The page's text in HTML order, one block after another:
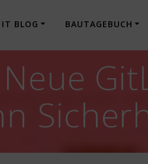
IT BLOG BAUTAGEBUCH